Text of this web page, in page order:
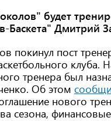
будет
Баскета" Дмитрий
покинул пост
клуба.
тренера был
Об этом
нового
сезона,